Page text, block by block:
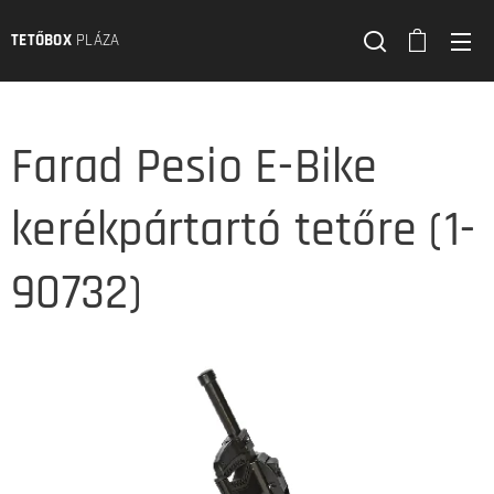
TETŐBOXPLÁZA
Farad Pesio E-Bike
kerékpártartó tetőre (1-
90732)